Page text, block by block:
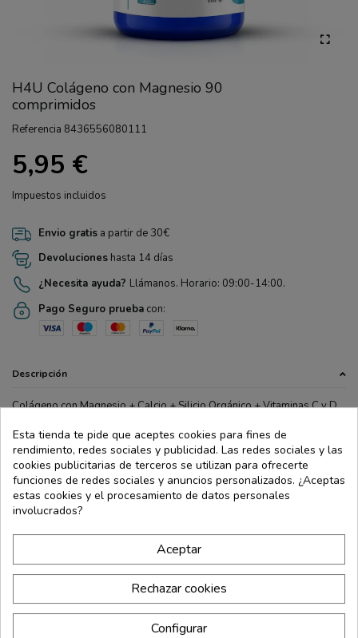
H4U Colágeno con Magnesio 90
comprimidos
Referencia 8436556080111
5,95 €
Impuestos incluidos
Envio gratis a partir de 30€
Devoluciones hasta 14 días
¿Necesita ayuda? Llámanos. Horario: 09:00-14:00.
Pago Seguro prueba con:
Descripción
Colágeno con Magnesio + Calcio + Silicio Orgánico + Vitaminas C y D
funcionamiento normal de huesos y cartílagos, mientras que el
magnesio y la vitamina D contribuyen al mantenimiento de los huesos
en condiciones normales y al funcionamiento normal de los músculos.
Complemento alimenticio elaborado a base de Colágeno hidrolizado,
Minerales, Vitaminas y Especies vegetales.
Gluten free
Ingredientes
Advertencias
Esta tienda te pide que aceptes cookies para fines de
rendimiento, redes sociales y publicidad. Las redes sociales y las
cookies publicitarias de terceros se utilizan para ofrecerte
funciones de redes sociales y anuncios personalizados. ¿Aceptas
estas cookies y el procesamiento de datos personales
involucrados?
Aceptar
Rechazar cookies
Configurar